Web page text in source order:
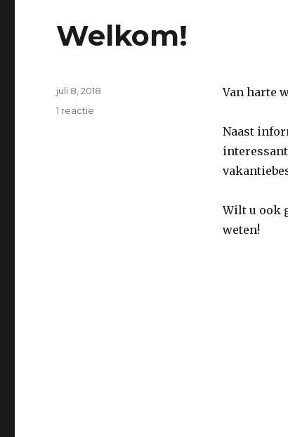
Welkom!
Van harte
Naast
Wilt u ook
weten!
Geplaatst
op
juli 8, 2018
1 reactie